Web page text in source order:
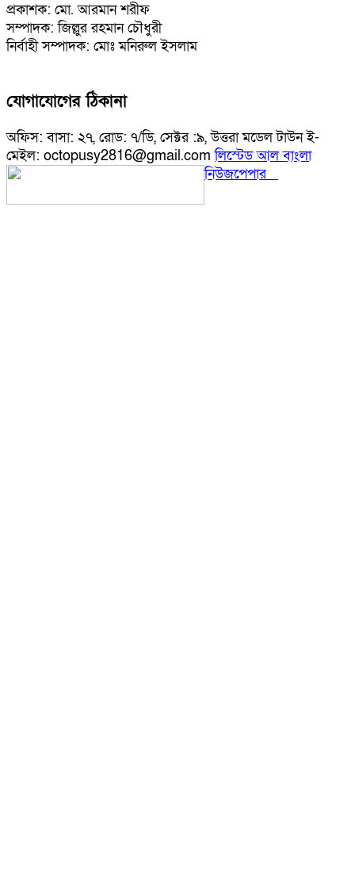
প্রকাশক: মো. আরমান শরীফ
সম্পাদক: জিল্লুর রহমান চৌধুরী
নির্বাহী সম্পাদক: মোঃ মনিরুল ইসলাম
যোগাযোগের ঠিকানা
অফিস: বাসা: ২৭, রোড: ৭/ডি, সেক্টর :৯, উত্তরা মডেল টাউন ই-
মেইল: octopusy2816@gmail.comলিস্টেড আল বাংলা
নিউজপেপার